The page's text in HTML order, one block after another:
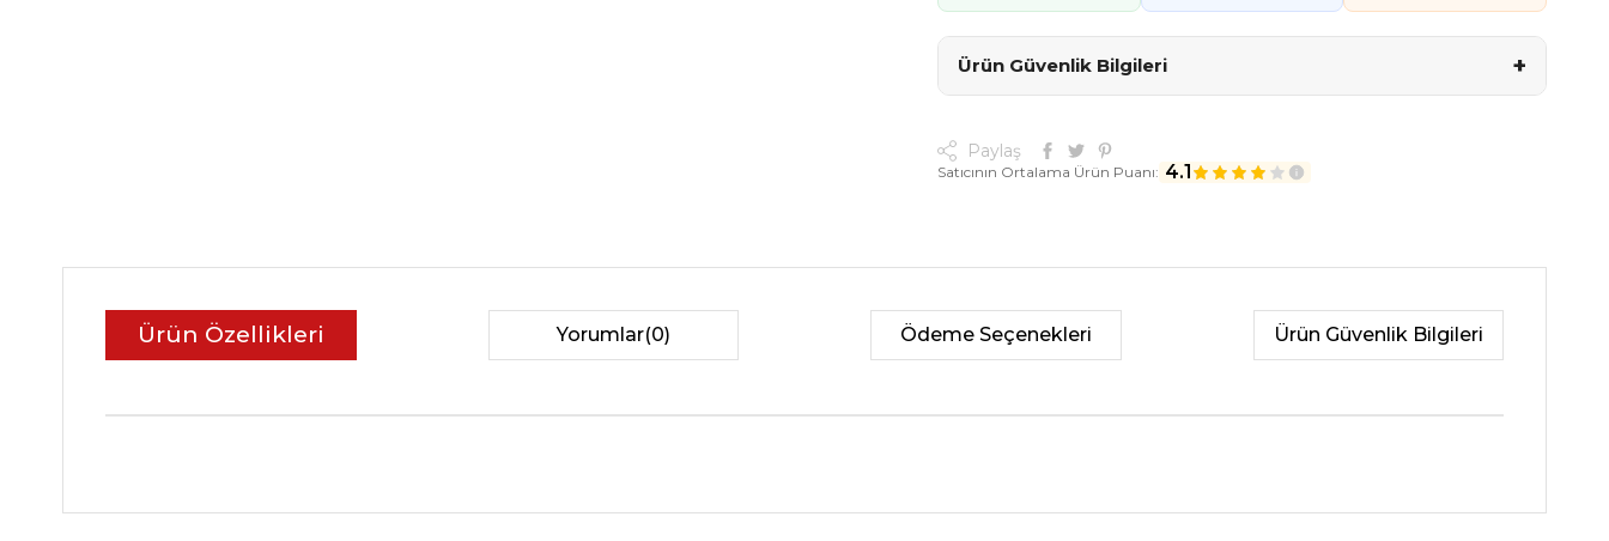
Ürün Güvenlik Bilgileri +
Paylaş
Satıcının Ortalama Ürün Puanı: 4.1
Ürün Özellikleri Yorumlar(0) Ödeme Seçenekleri Ürün Güvenlik Bilgileri